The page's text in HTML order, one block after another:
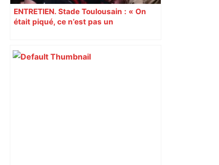
ENTRETIEN. Stade Toulousain : « On
était piqué, ce n’est pas un